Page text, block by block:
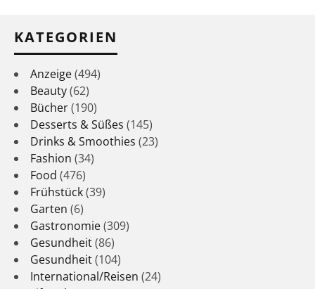
KATEGORIEN
Anzeige(494)
Beauty(62)
Bücher(190)
Desserts & Süßes (145)
Drinks & Smoothies (23)
Fashion (34)
Food (476)
Frühstück(39)
Garten (6)
Gastronomie(309)
Gesundheit(86)
Gesundheit(104)
International/Reisen (24)